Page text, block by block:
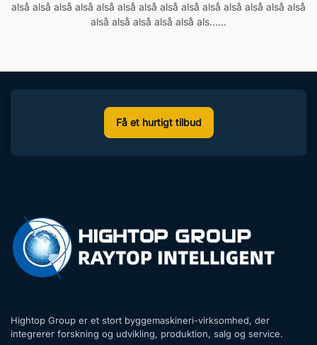
alså alså alså alså alså alså alså alså alså alså alså alså alså alså
alså alså alså alså alså als......
Få et hurtigt tilbud
Hightop Group er et stort byggemaskineri-virksomhed, der
integrerer forskning og udvikling, produktion, salg og service.